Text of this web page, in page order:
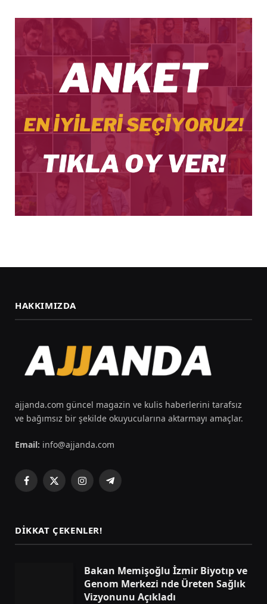
HAKKIMIZDA
ajjanda.com güncel magazin ve kulis haberlerini tarafsız
ve bağımsız bir şekilde okuyucularına aktarmayı amaçlar.
Email: info@ajjanda.com
Facebook
X
InstagramTelegram
DIKKAT ÇEKENLER!
Bakan Memişoğlu İzmir Biyotıp ve
Genom Merkezi nde Üreten Sağlık
Vizyonunu Açıkladı